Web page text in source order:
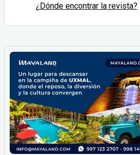
¿Dónde encontrar la revista?